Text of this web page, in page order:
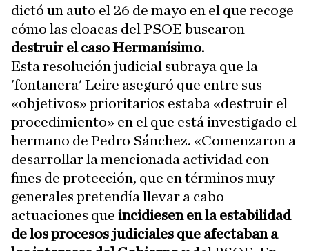
dictó un auto el 26 de mayo en el que recoge
cómo las cloacas del PSOE buscaron
destruir el caso Hermanísimo.
Esta resolución judicial subraya que la
'fontanera' Leire aseguró que entre sus
«objetivos» prioritarios estaba «destruir el
procedimiento» en el que está investigado el
hermano de Pedro Sánchez. «Comenzaron a
desarrollar la mencionada actividad con
fines de protección, que en términos muy
generales pretendía llevar a cabo
actuaciones que incidiesen en la estabilidad
de los procesos judiciales que afectaban a